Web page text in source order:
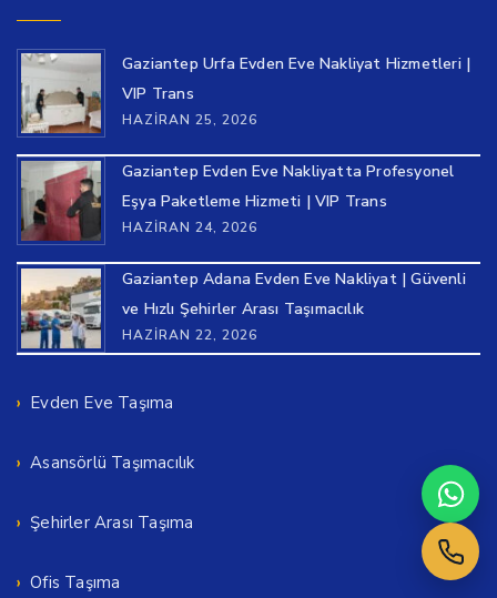
Gaziantep Urfa Evden Eve Nakliyat Hizmetleri |
VIP Trans
HAZIRAN 25, 2026
Gaziantep Evden Eve Nakliyatta Profesyonel
Eşya Paketleme Hizmeti | VIP Trans
HAZIRAN 24, 2026
Gaziantep Adana Evden Eve Nakliyat | Güvenli
ve Hızlı Şehirler Arası Taşımacılık
HAZIRAN 22, 2026
Evden Eve Taşıma
Asansörlü Taşımacılık
Şehirler Arası Taşıma
Ofis Taşıma